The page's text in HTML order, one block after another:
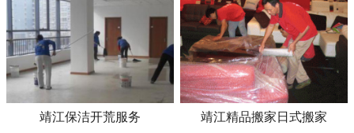
靖江保洁开荒服务 靖江精品搬家日式搬家